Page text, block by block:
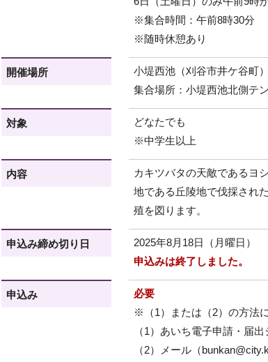
※集合時間：午前8時30分
※随時休憩あり
開催場所
小堤西池（刈谷市井ケ谷町）
集合場所：小堤西池北側テ
対象
どなたでも
※中学生以上
内容
カキツバタの天敵であるヨ
地である丘陵地で伐採され
殖を図ります。
申込み締め切り日
2025年8月18日（月曜日）
申込みは終了しました。
申込み
必要
※（1）または（2）の方法
（1）あいち電子申請・届
（2）メール（